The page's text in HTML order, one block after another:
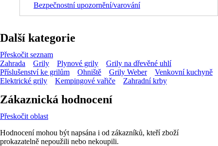
Bezpečnostní upozornění/varování
Další kategorie
Přeskočit seznam
Zahrada
Grily Plynové grily
Grily na dřevěné uhlí
Příslušenství ke grilům
Ohniště Grily Weber
Venkovní kuchyně
Elektrické grily
Kempingové vařiče Zahradní krby
Zákaznická hodnocení
Přeskočit oblast
Hodnocení mohou být napsána i od zákazníků, kteří zboží
prokazatelně nepoužili nebo nekoupili.